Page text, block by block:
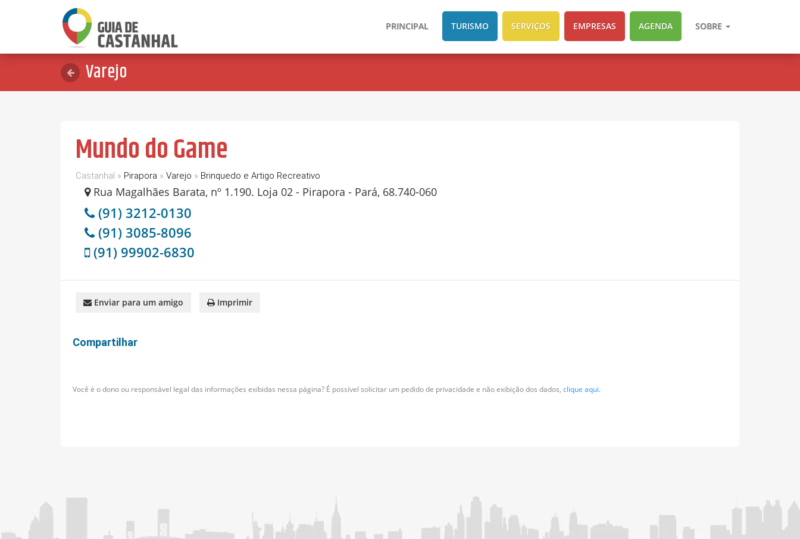
PRINCIPAL TURISMO SERVIÇOS EMPRESAS AGENDA SOBRE
Varejo
Mundo do Game
Castanhal » Pirapora » Varejo » Brinquedo e Artigo Recreativo
Rua Magalhães Barata, nº 1.190. Loja 02 - Pirapora - Pará, 68.740-060
(91) 3212-0130
(91) 3085-8096
(91) 99902-6830
Enviar para um amigo Imprimir
Compartilhar
Você é o dono ou responsável legal das informações exibidas nessa página? É possível solicitar um pedido de privacidade e não exibição dos dados, clique aqui.